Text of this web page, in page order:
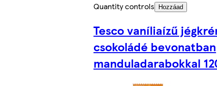
Quantity controls
Hozzáad
Tesco vaníliaízű
csokoládé bevonatban
manduladarabokkal